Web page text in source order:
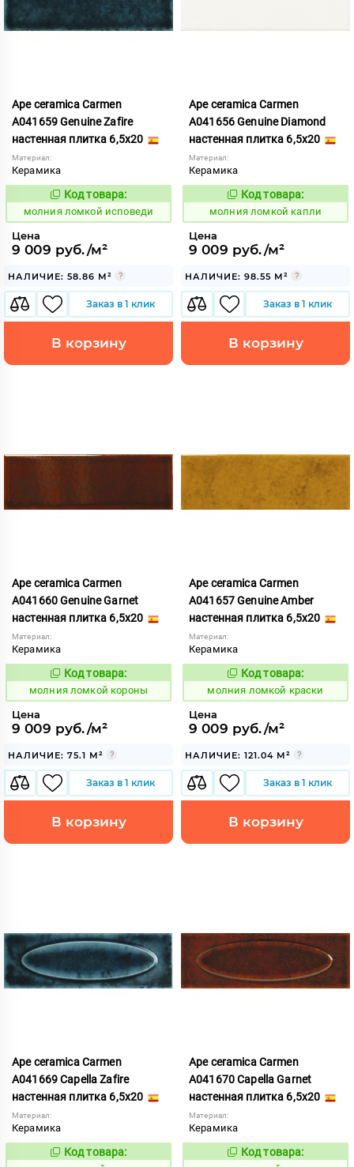
Ape ceramica Carmen
A041659 Genuine Zafire
настенная плитка 6,5x20
Материал:
Керамика
Код:
1006035
Код товара:
молния ломкой исповеди
Цена
9 009 руб./м²
НАЛИЧИЕ: 58.86 М²
Заказ в 1 клик
В корзину
Ape ceramica Carmen
A041656 Genuine Diamond
настенная плитка 6,5x20
Материал:
Керамика
Код:
1006037
Код товара:
молния ломкой капли
Цена
9 009 руб./м²
НАЛИЧИЕ: 98.55 М²
Заказ в 1 клик
В корзину
Ape ceramica Carmen
A041660 Genuine Garnet
настенная плитка 6,5x20
Материал:
Керамика
Код:
1006038
Код товара:
молния ломкой короны
Цена
9 009 руб./м²
НАЛИЧИЕ: 75.1 М²
Заказ в 1 клик
В корзину
Ape ceramica Carmen
A041657 Genuine Amber
настенная плитка 6,5x20
Материал:
Керамика
Код:
1006039
Код товара:
молния ломкой краски
Цена
9 009 руб./м²
НАЛИЧИЕ: 121.04 М²
Заказ в 1 клик
В корзину
Ape ceramica Carmen
A041669 Capella Zafire
настенная плитка 6,5x20
Материал:
Керамика
Код:
1006040
Код товара:
Ape ceramica Carmen
A041670 Capella Garnet
настенная плитка 6,5x20
Материал:
Керамика
Код:
1006041
Код товара: